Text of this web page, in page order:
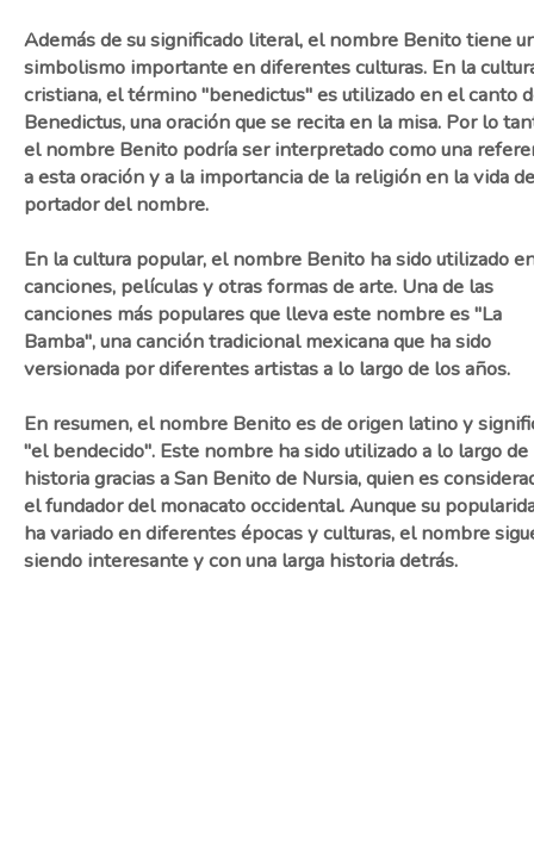
Además de su significado literal, el nombre Benito tiene
simbolismo importante en diferentes culturas. En la
cristiana, el término "benedictus" es utilizado en el canto
Benedictus, una oración que se recita en la misa. Por lo
el nombre Benito podría ser interpretado como una
a esta oración y a la importancia de la religión en la vida
portador del nombre.
En la cultura popular, el nombre Benito ha sido utilizado
canciones, películas y otras formas de arte. Una de las
canciones más populares que lleva este nombre es "La
Bamba", una canción tradicional mexicana que ha sido
versionada por diferentes artistas a lo largo de los años.
En resumen, el nombre Benito es de origen latino y
"el bendecido". Este nombre ha sido utilizado a lo largo de
historia gracias a San Benito de Nursia, quien es
el fundador del monacato occidental. Aunque su
ha variado en diferentes épocas y culturas, el nombre
siendo interesante y con una larga historia detrás.